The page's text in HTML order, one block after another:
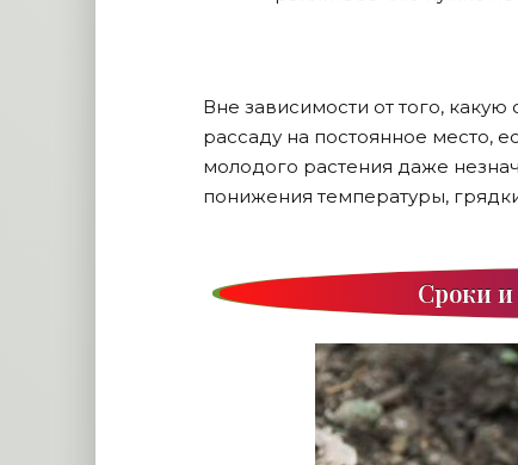
Вне зависимости от того,
рассаду на постоянное место,
молодого растения даже
понижения температуры,
Сроки